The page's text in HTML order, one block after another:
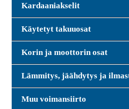
Kardaaniakselit
Käytetyt takuuosat
Korin ja moottorin osat
Lämmitys, jäähdytys ja
Muu voimansiirto